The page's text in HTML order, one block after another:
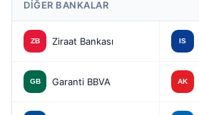
DIĞER BANKALAR
Ziraat Bankası
Garanti BBVA